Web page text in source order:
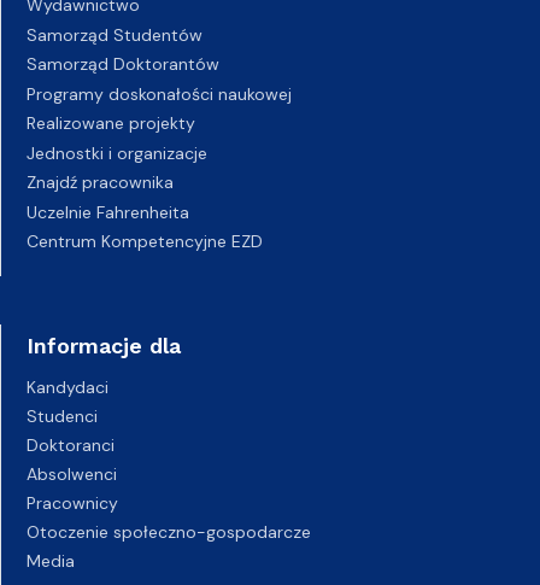
Wydawnictwo
Samorząd Studentów
Samorząd Doktorantów
Programy doskonałości naukowej
Realizowane projekty
Jednostki i organizacje
Znajdź pracownika
Uczelnie Fahrenheita
Centrum Kompetencyjne EZD
Informacje dla
Kandydaci
Studenci
Doktoranci
Absolwenci
Pracownicy
Otoczenie społeczno-gospodarcze
Media